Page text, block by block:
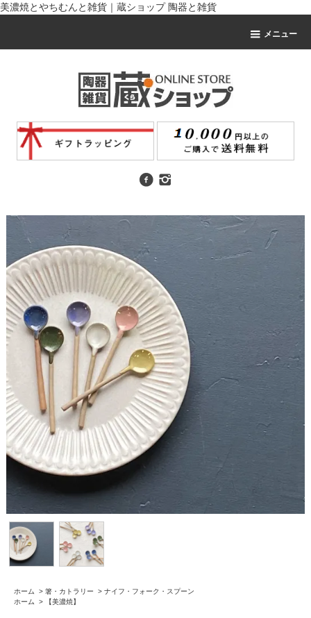
美濃焼とやちむんと雑貨｜蔵ショップ 陶器と雑貨
メニュー
ホーム > 箸・カトラリー > ナイフ・フォーク・スプーン
ホーム
> 【美濃焼】